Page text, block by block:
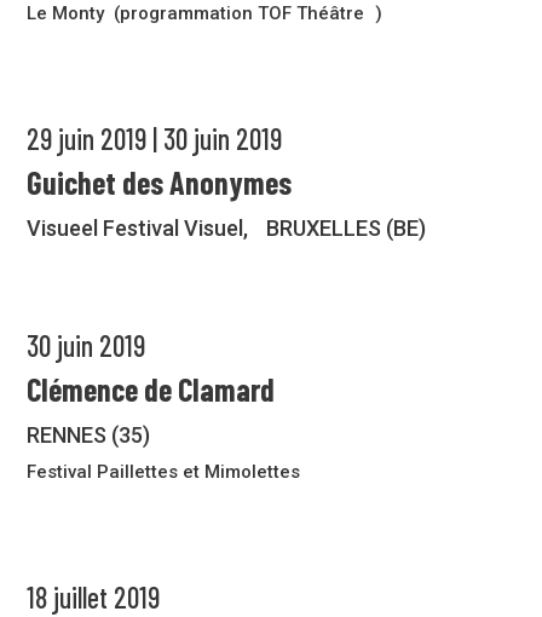
Le Monty (programmation TOF Théâtre )
29 juin 2019 | 30 juin 2019
Guichet des Anonymes
Visueel Festival Visuel, BRUXELLES (BE)
30 juin 2019
Clémence de Clamard
RENNES (35)
Festival Paillettes et Mimolettes
18 juillet 2019